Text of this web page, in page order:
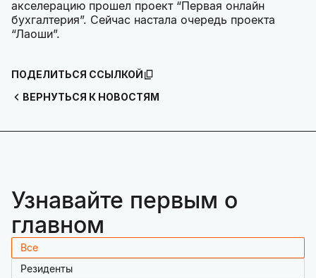
акселерацию прошел проект “Первая онлайн
бухгалтерия”. Сейчас настала очередь проекта
“Лаоши”.
ВЕРНУТЬСЯ К НОВОСТЯМ
ПОДЕЛИТЬСЯ ССЫЛКОЙ
Узнавайте первым о
главном
Все
Резиденты